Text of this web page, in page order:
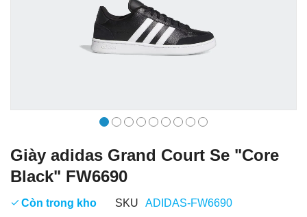
Giày adidas Grand Court Se "Core
Black" FW6690
Còn trong kho SKU ADIDAS-FW6690